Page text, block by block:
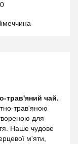
трав'яний чай.
трав'яною
для
Наше чудове
м'яти,